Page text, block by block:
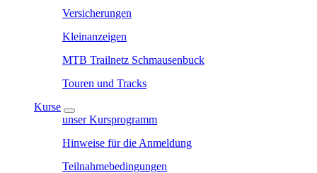
Versicherungen
Kleinanzeigen
MTB Trailnetz Schmausenbuck
Touren und Tracks
Kurse
unser Kursprogramm
Hinweise für die Anmeldung
Teilnahmebedingungen